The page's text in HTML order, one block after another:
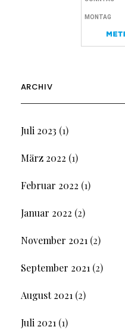
ARCHIV
Juli 2023 (1)
März 2022 (1)
Februar 2022 (1)
Januar 2022 (2)
November 2021 (2)
September 2021 (2)
August 2021 (2)
Juli 2021 (1)